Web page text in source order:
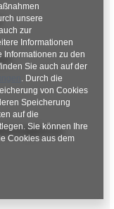
unsere
zur
Informationen
Informationen zu den
Sie auch auf der
. Durch die
von Cookies
Speicherung
auf die
Sie können Ihre
Cookies aus dem